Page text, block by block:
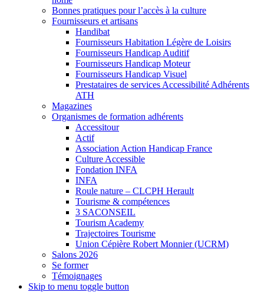
Bonnes pratiques pour l’accès à la culture
Fournisseurs et artisans
Handibat
Fournisseurs Habitation Légère de Loisirs
Fournisseurs Handicap Auditif
Fournisseurs Handicap Moteur
Fournisseurs Handicap Visuel
Prestataires de services Accessibilité Adhérents
ATH
Magazines
Organismes de formation adhérents
Accessitour
Actif
Association Action Handicap France
Culture Accessible
Fondation INFA
INFA
Roule nature – CLCPH Herault
Tourisme & compétences
3 SACONSEIL
Tourism Academy
Trajectoires Tourisme
Union Cépière Robert Monnier (UCRM)
Salons 2026
Se former
Témoignages
Skip to menu toggle button